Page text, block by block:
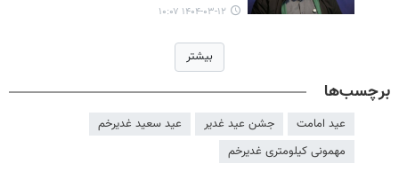
۱۴۰۴-۰۳-۱۲ ۱۰:۰۷
بیشتر
برچسب‌ها
عید امامت جشن عید غدیر
عید سعید غدیرخم
مهمونی کیلومتری غدیرخم